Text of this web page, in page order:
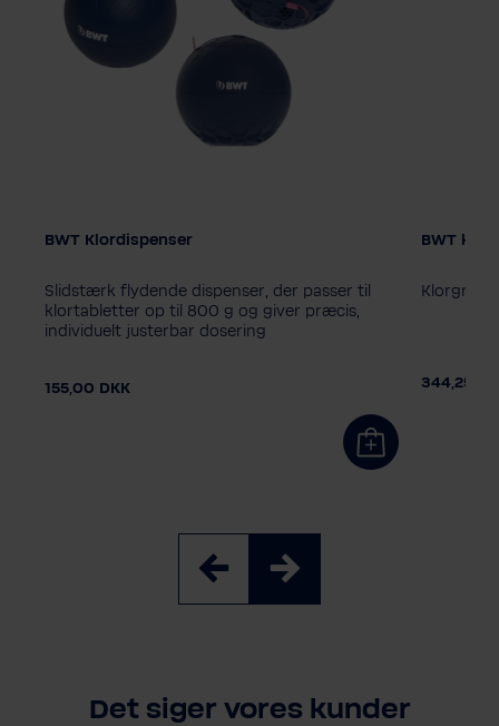
BWT Klordispenser
Slidstærk flydende dispenser, der passer til
klortabletter op til 800 g og giver præcis,
individuelt justerbar dosering
155,00 DKK
Størrelse
BWT
344,25
Det siger vores kunder